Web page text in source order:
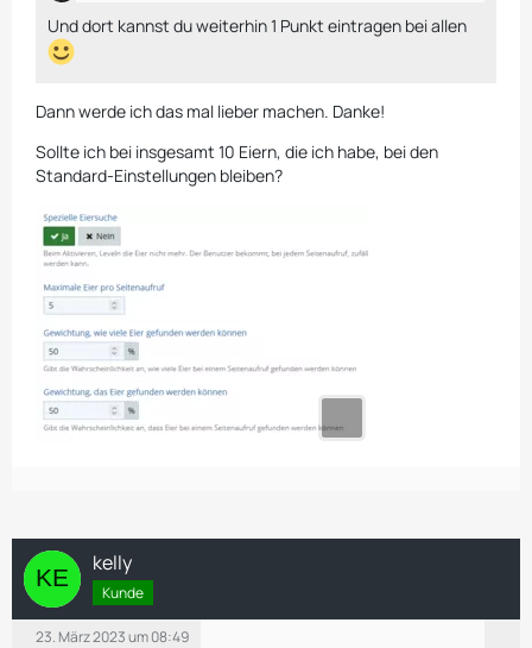
Und dort kannst du weiterhin 1 Punkt eintragen bei allen
Dann werde ich das mal lieber machen. Danke!
Sollte ich bei insgesamt 10 Eiern, die ich habe, bei den
Standard-Einstellungen bleiben?
kelly
Kunde
23. März 2023 um 08:49